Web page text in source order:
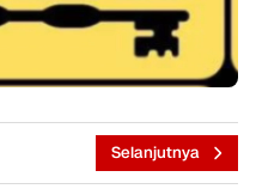
Selanjutnya